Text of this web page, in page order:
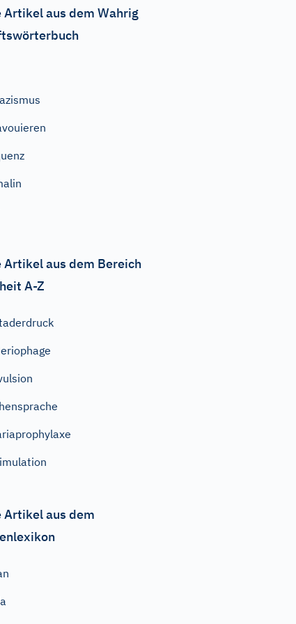
Artikel aus dem Wahrig
Artikel aus dem Bereich
A-Z
Artikel aus dem